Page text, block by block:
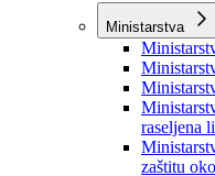
Vlada BPK
Premijer
Članovi Vlade
Ministarstva